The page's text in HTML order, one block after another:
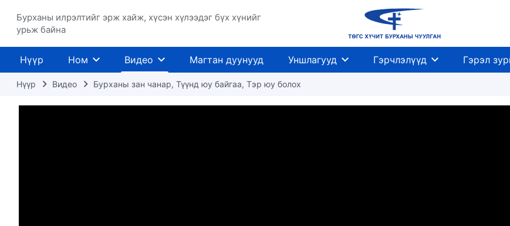
Бурханы илрэлтийг эрж хайж, хүсэн хүлээдэг бүх хүнийг
урьж байна
Нүүр Ном Видео Магтан дуунууд Уншлагууд Гэрчлэлүүд Гэрэл
Нүүр Видео Бурханы зан чанар, Түүнд юу байгаа, Тэр юу болох